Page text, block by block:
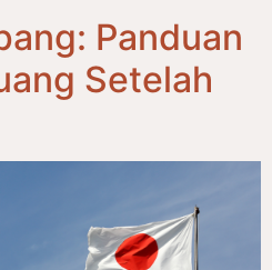
Panduan
Setelah